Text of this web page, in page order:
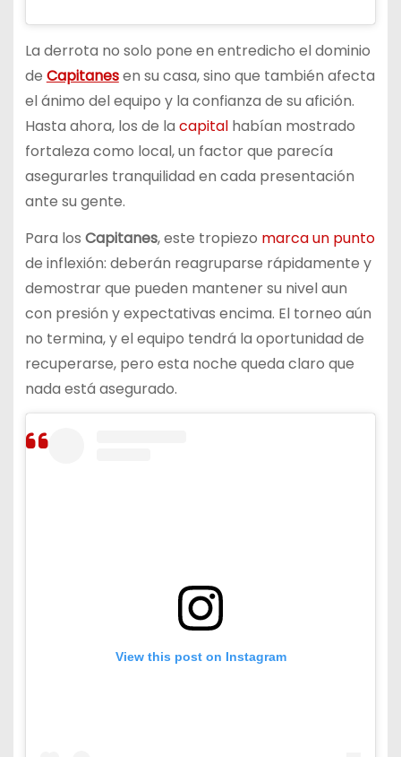
La derrota no solo pone en entredicho el dominio
de Capitanesen su casa, sino que también afecta
el ánimo del equipo y la confianza de su afición.
Hasta ahora, los de la capitalhabían mostrado
fortaleza como local, un factor que parecía
asegurarles tranquilidad en cada presentación
ante su gente.
Para los Capitanes, este tropiezo marca un punto
de inflexión: deberán reagruparse rápidamente y
demostrar que pueden mantener su nivel aun
con presión y expectativas encima. El torneo aún
no termina, y el equipo tendrá la oportunidad de
recuperarse, pero esta noche queda claro que
nada está asegurado.
View this post on Instagram